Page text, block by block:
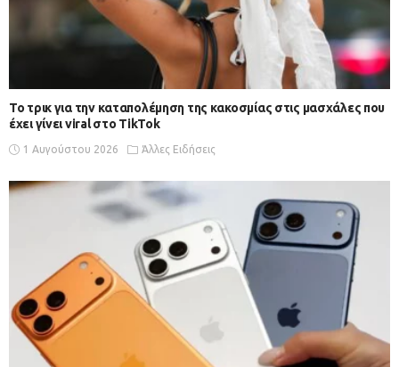
Το τρικ για την καταπολέμηση της κακοσμίας στις μασχάλες που
έχει γίνει viral στο TikTok
1 Αυγούστου 2026 Άλλες Ειδήσεις